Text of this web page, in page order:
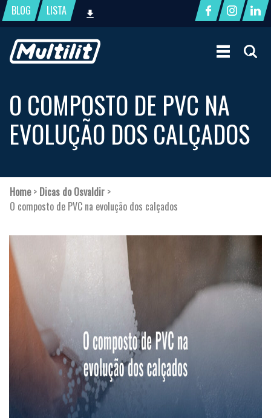
BLOG LISTA
O COMPOSTO DE PVC NA
EVOLUÇÃO DOS CALÇADOS
Home> Dicas do Osvaldir >
O composto de PVC na evolução dos calçados